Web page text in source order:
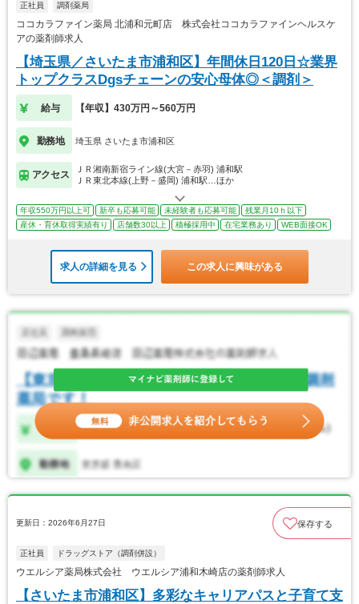
正社員 調剤薬局
ココカラファイン薬局 北浦和元町店 株式会社ココカラファインヘルスケ
アの薬剤師求人
【埼玉県／さいたま市浦和区】年間休日120日☆業界
トップクラスDgsチェーンの安心母体◎＜調剤＞
給与 【年収】430万円～560万円
勤務地 埼玉県 さいたま市浦和区
アクセス
ＪＲ湘南新宿ライン線(大宮－赤羽) 浦和駅
ＪＲ東北本線(上野－盛岡) 浦和駅…ほか
年収550万円以上可 新卒も応募可能 未経験者も応募可能
残業月10ｈ以下
産休・育休取得実績有り
店舗数30以上 積極採用中 在宅業務あり WEB面接OK
求人の詳細を見る この求人に興味がある
更新日：2026年6月27日 保存する
正社員 ドラッグストア（調剤併設）
ウエルシア薬局株式会社 ウエルシア浦和木崎店の薬剤師求人
【さいたま市浦和区】多彩なキャリアパスと子育て支